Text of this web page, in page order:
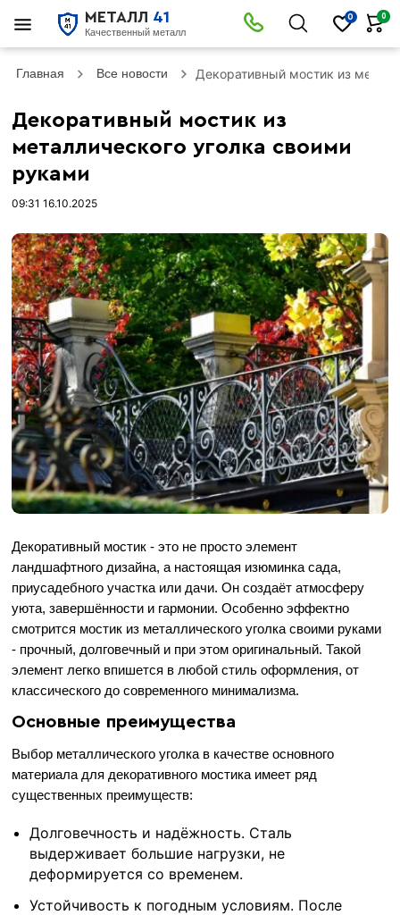
МЕТАЛЛ 41
Качественный металл
0 0
Главная Все новости Декоративный мостик из
Декоративный мостик из
металлического уголка своими
руками
09:31 16.10.2025
Декоративный мостик - это не просто элемент
ландшафтного дизайна, а настоящая изюминка сада,
приусадебного участка или дачи. Он создаёт атмосферу
уюта, завершённости и гармонии. Особенно эффектно
смотрится мостик из металлического уголка своими руками
- прочный, долговечный и при этом оригинальный. Такой
элемент легко впишется в любой стиль оформления, от
классического до современного минимализма.
Основные преимущества
Выбор металлического уголка в качестве основного
материала для декоративного мостика имеет ряд
существенных преимуществ:
Долговечность и надёжность. Сталь
выдерживает большие нагрузки, не
деформируется со временем.
Устойчивость к погодным условиям. После